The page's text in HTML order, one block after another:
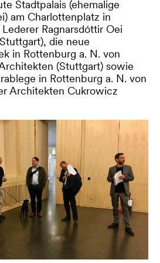
Stadtpalais (ehemalige
am Charlottenplatz in
Ragnarsdóttir Oei
die neue
in Rottenburg a. N. von
(Stuttgart) sowie
in Rottenburg a. N. von
Architekten Cukrowicz